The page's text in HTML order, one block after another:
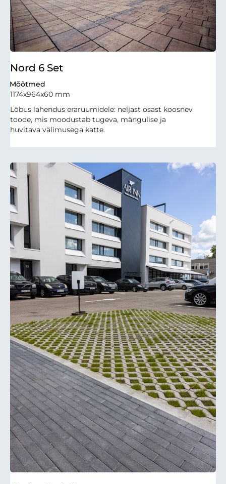
Nord 6 Set
Mõõtmed
1174x964x60 mm
Lõbus lahendus eraruumidele: neljast osast koosnev
toode, mis moodustab tugeva, mängulise ja
huvitava välimusega katte.